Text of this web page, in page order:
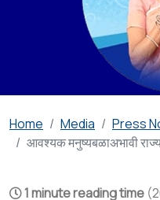
Home Media
Press
आवश्यक मनुष्यबळाअभावी
1 minute reading time